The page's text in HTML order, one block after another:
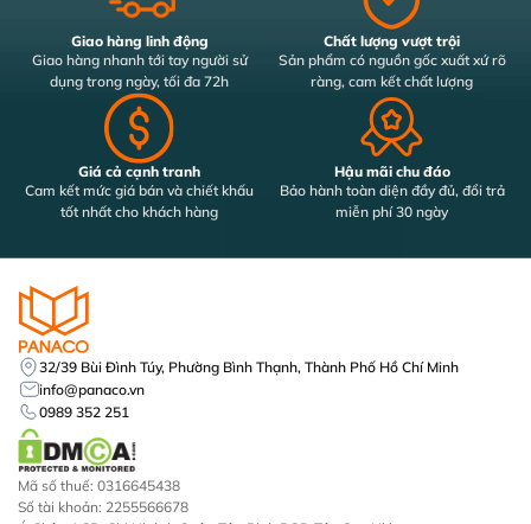
Giao hàng linh động
Giao hàng nhanh tới tay người sử
dụng trong ngày, tối đa 72h
Chất lượng vượt trội
Sản phẩm có nguồn gốc xuất xứ rõ
ràng, cam kết chất lượng
Giá cả cạnh tranh
Cam kết mức giá bán và chiết khấu
tốt nhất cho khách hàng
Hậu mãi chu đáo
Bảo hành toàn diện đầy đủ, đổi trả
miễn phí 30 ngày
32/39 Bùi Đình Túy, Phường Bình Thạnh, Thành Phố Hồ Chí Minh
info@panaco.vn
0989 352 251
Mã số thuế: 0316645438
Số tài khoản: 2255566678